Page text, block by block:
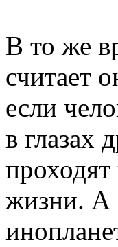
В то же
считает
если
в глазах
проходят
жизни. А